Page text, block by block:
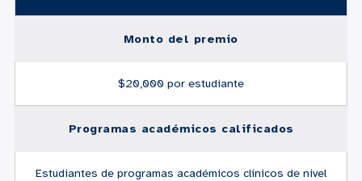
Monto del premio
$20,000 por estudiante
Programas académicos calificados
Estudiantes de programas académicos clínicos de nivel